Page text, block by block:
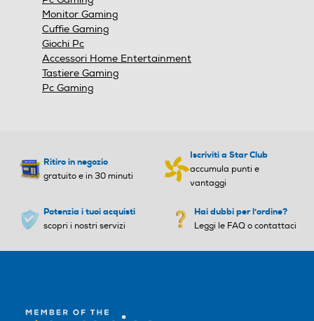
Monitor Gaming
Cuffie Gaming
Giochi Pc
Accessori Home Entertainment
Tastiere Gaming
Pc Gaming
Ritiro in negozio
gratuito e in 30 minuti
Iscriviti a Star Club
accumula punti e
vantaggi
Potenzia i tuoi acquisti
scopri i nostri servizi
Hai dubbi per l'ordine?
Leggi le FAQ o contattaci